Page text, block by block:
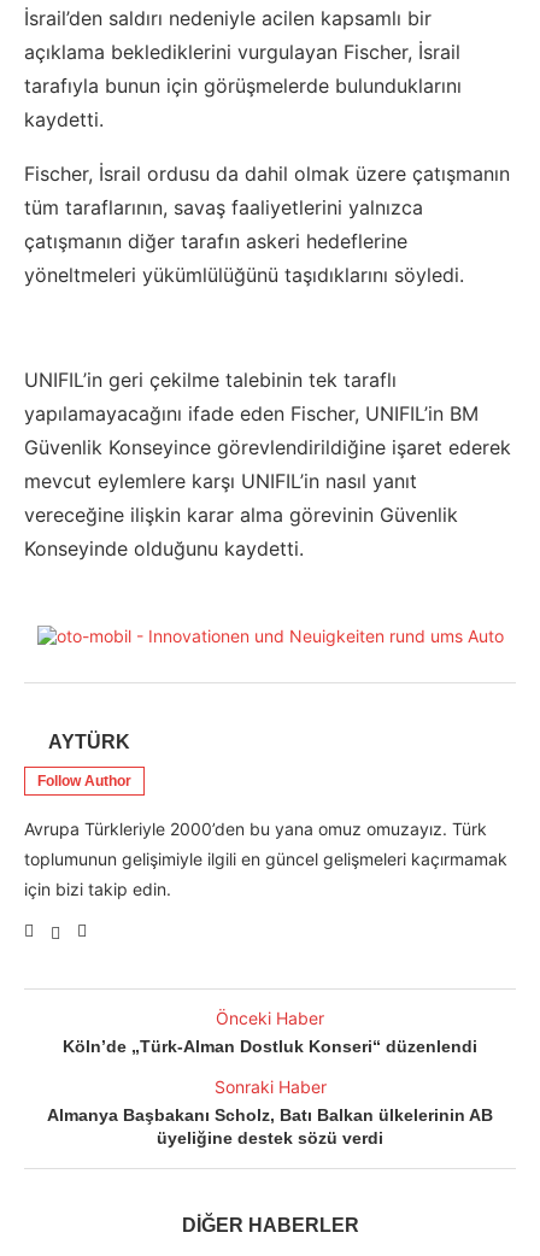
İsrail’den saldırı nedeniyle acilen kapsamlı bir
açıklama beklediklerini vurgulayan Fischer, İsrail
tarafıyla bunun için görüşmelerde bulunduklarını
kaydetti.
Fischer, İsrail ordusu da dahil olmak üzere çatışmanın
tüm taraflarının, savaş faaliyetlerini yalnızca
çatışmanın diğer tarafın askeri hedeflerine
yöneltmeleri yükümlülüğünü taşıdıklarını söyledi.
UNIFIL’in geri çekilme talebinin tek taraflı
yapılamayacağını ifade eden Fischer, UNIFIL’in BM
Güvenlik Konseyince görevlendirildiğine işaret ederek
mevcut eylemlere karşı UNIFIL’in nasıl yanıt
vereceğine ilişkin karar alma görevinin Güvenlik
Konseyinde olduğunu kaydetti.
AYTÜRK
Follow Author
Avrupa Türkleriyle 2000’den bu yana omuz omuzayız. Türk
toplumunun gelişimiyle ilgili en güncel gelişmeleri kaçırmamak
için bizi takip edin.
Önceki Haber
Köln’de „Türk-Alman Dostluk Konseri“ düzenlendi
Sonraki Haber
Almanya Başbakanı Scholz, Batı Balkan ülkelerinin AB
üyeliğine destek sözü verdi
DİĞER HABERLER